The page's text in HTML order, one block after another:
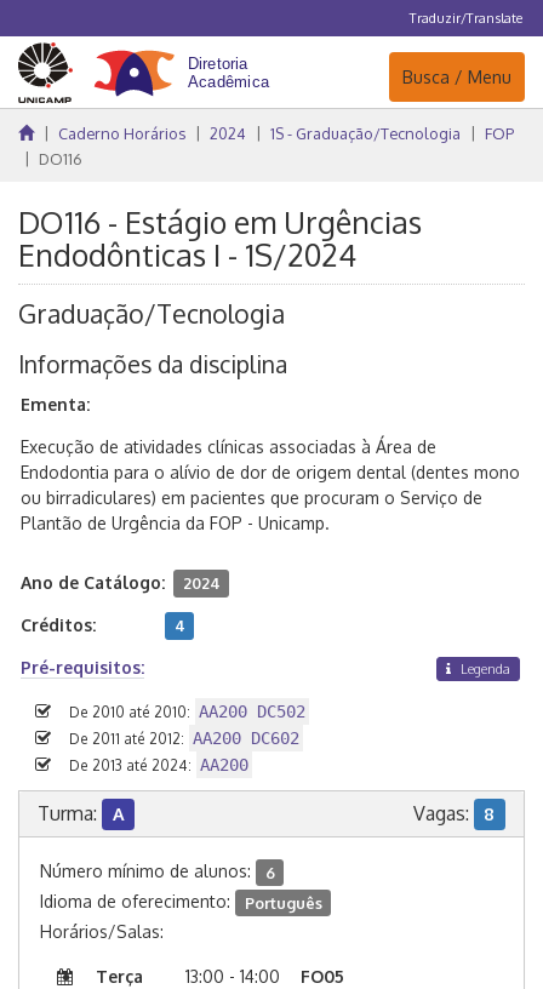
Traduzir/Translate
Navegação
Busca / Menu
Caderno Horários 2024 1S - Graduação/Tecnologia
FOP
DO116
DO116 - Estágio em Urgências
Endodônticas I - 1S/2024
Graduação/Tecnologia
Informações da disciplina
Ementa:
Execução de atividades clínicas associadas à Área de
Endodontia para o alívio de dor de origem dental (dentes mono
ou birradiculares) em pacientes que procuram o Serviço de
Plantão de Urgência da FOP - Unicamp.
Ano de Catálogo: 2024
Créditos: 4
Pré-requisitos: Legenda
De 2010 até 2010: AA200 DC502
De 2011 até 2012: AA200 DC602
De 2013 até 2024: AA200
Turma: A Vagas: 8
Número mínimo de alunos: 6
Idioma de oferecimento: Português
Horários/Salas:
Terça 13:00 - 14:00
FO05